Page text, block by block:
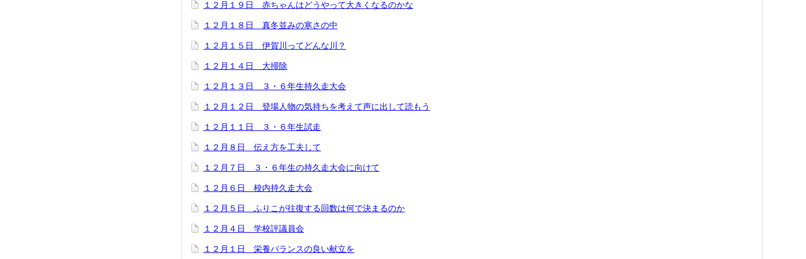
１２月１９日 赤ちゃんはどうやって大きくなるのかな
１２月１８日 真冬並みの寒さの中
１２月１５日 伊賀川ってどんな川？
１２月１４日 大掃除
１２月１３日 ３・６年生持久走大会
１２月１２日 登場人物の気持ちを考えて声に出して読もう
１２月１１日 ３・６年生試走
１２月８日 伝え方を工夫して
１２月７日 ３・６年生の持久走大会に向けて
１２月６日 校内持久走大会
１２月５日 ふりこが往復する回数は何で決まるのか
１２月４日 学校評議員会
１２月１日 栄養バランスの良い献立を